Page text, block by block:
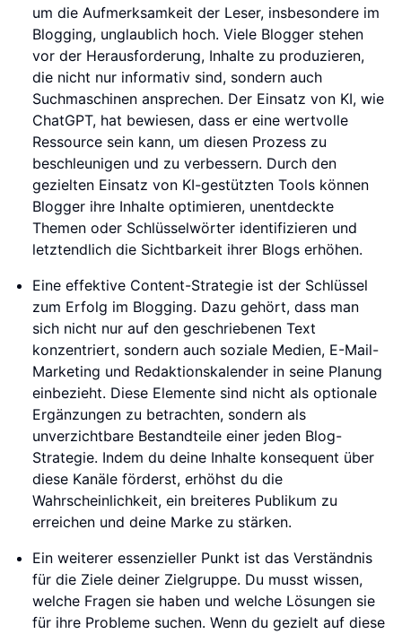
um die Aufmerksamkeit der Leser, insbesondere im
Blogging, unglaublich hoch. Viele Blogger stehen
vor der Herausforderung, Inhalte zu produzieren,
die nicht nur informativ sind, sondern auch
Suchmaschinen ansprechen. Der Einsatz von KI, wie
ChatGPT, hat bewiesen, dass er eine wertvolle
Ressource sein kann, um diesen Prozess zu
beschleunigen und zu verbessern. Durch den
gezielten Einsatz von KI-gestützten Tools können
Blogger ihre Inhalte optimieren, unentdeckte
Themen oder Schlüsselwörter identifizieren und
letztendlich die Sichtbarkeit ihrer Blogs erhöhen.
Eine effektive Content-Strategie ist der Schlüssel
zum Erfolg im Blogging. Dazu gehört, dass man
sich nicht nur auf den geschriebenen Text
konzentriert, sondern auch soziale Medien, E-Mail-
Marketing und Redaktionskalender in seine Planung
einbezieht. Diese Elemente sind nicht als optionale
Ergänzungen zu betrachten, sondern als
unverzichtbare Bestandteile einer jeden Blog-
Strategie. Indem du deine Inhalte konsequent über
diese Kanäle förderst, erhöhst du die
Wahrscheinlichkeit, ein breiteres Publikum zu
erreichen und deine Marke zu stärken.
Ein weiterer essenzieller Punkt ist das Verständnis
für die Ziele deiner Zielgruppe. Du musst wissen,
welche Fragen sie haben und welche Lösungen sie
für ihre Probleme suchen. Wenn du gezielt auf diese